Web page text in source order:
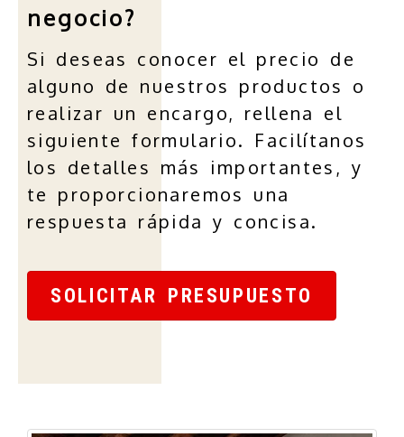
negocio?
jumbotron
Si deseas conocer el precio de
alguno de nuestros productos o
realizar un encargo, rellena el
siguiente formulario. Facilítanos
los detalles más importantes, y
te proporcionaremos una
respuesta rápida y concisa.
SOLICITAR PRESUPUESTO